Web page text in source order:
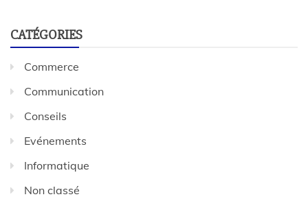
CATÉGORIES
Commerce
Communication
Conseils
Evénements
Informatique
Non classé